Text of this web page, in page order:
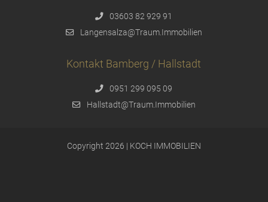
03603 82 929 91
Langensalza@Traum.Immobilien
Kontakt Bamberg / Hallstadt
0951 299 095 09
Hallstadt@Traum.Immobilien
Copyright 2026 | KOCH IMMOBILIEN